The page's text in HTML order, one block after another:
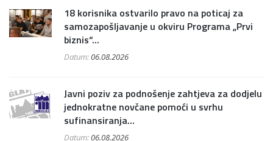
18 korisnika ostvarilo pravo na poticaj za
samozapošljavanje u okviru Programa „Prvi
biznis“...
Datum:06.08.2026
Javni poziv za podnošenje zahtjeva za dodjelu
jednokratne novčane pomoći u svrhu
sufinansiranja...
Datum:06.08.2026